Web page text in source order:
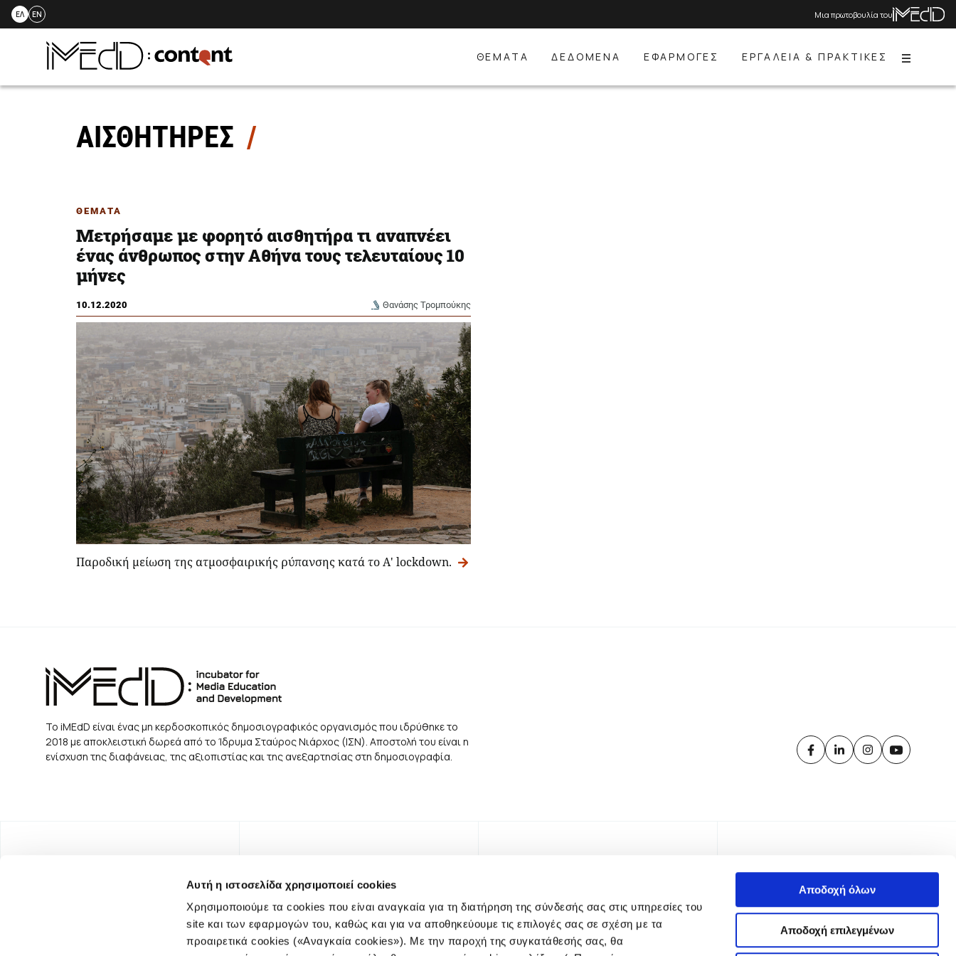
Αυτή η ιστοσελίδα χρησιμοποιεί cookies
Χρησιμοποιούμε τα cookies που είναι αναγκαία για τη διατήρηση της σύνδεσής σας στις υπηρεσίες του
site και των εφαρμογών του, καθώς και για να αποθηκεύουμε τις επιλογές σας σε σχέση με τα
προαιρετικά cookies («Αναγκαία cookies»). Με την παροχή της συγκατάθεσής σας, θα
Αποδοχή όλων
Αποδοχή επιλεγμένων
Skip
ΕΛ EN Μια πρωτοβουλία του
ΘΕΜΑΤΑ ΔΕΔΟΜΕΝΑ ΕΦΑΡΜΟΓΕΣ ΕΡΓΑΛΕΙΑ & ΠΡΑΚΤΙΚΕΣ Menu
ΑΙΣΘΗΤΗΡΕΣ
ΘΕΜΑΤΑ
Μετρήσαμε με φορητό αισθητήρα τι αναπνέει
ένας άνθρωπος στην Αθήνα τους τελευταίους 10
μήνες
10.12.2020 Θανάσης Τρομπούκης
Παροδική μείωση της ατμοσφαιρικής ρύπανσης κατά το Α' lockdown.
Το iMEdD είναι ένας μη κερδοσκοπικός δημοσιογραφικός οργανισμός που ιδρύθηκε το
2018 με αποκλειστική δωρεά από το Ίδρυμα Σταύρος Νιάρχος (ΙΣΝ). Αποστολή του είναι η
ενίσχυση της διαφάνειας, της αξιοπιστίας και της ανεξαρτησίας στη δημοσιογραφία.